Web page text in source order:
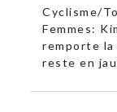
Cyclisme/
Femmes:
remporte la
reste en